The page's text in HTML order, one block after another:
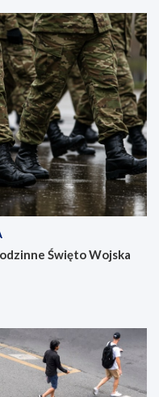
Święto Wojska